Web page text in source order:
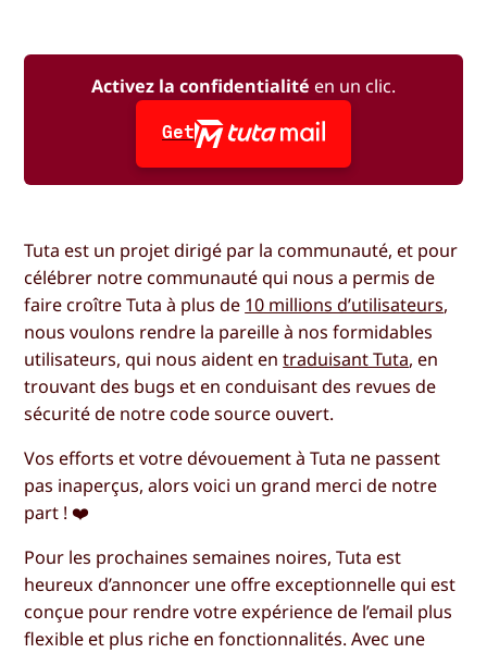
Activez la confidentialité en un clic.
Get
Tuta est un projet dirigé par la communauté, et pour
célébrer notre communauté qui nous a permis de
faire croître Tuta à plus de 10 millions d’utilisateurs,
nous voulons rendre la pareille à nos formidables
utilisateurs, qui nous aident entraduisant Tuta, en
trouvant des bugs et en conduisant des revues de
sécurité de notre code source ouvert.
Vos efforts et votre dévouement à Tuta ne passent
pas inaperçus, alors voici un grand merci de notre
part ! ❤️
Pour les prochaines semaines noires, Tuta est
heureux d’annoncer une offre exceptionnelle qui est
conçue pour rendre votre expérience de l’email plus
flexible et plus riche en fonctionnalités. Avec une